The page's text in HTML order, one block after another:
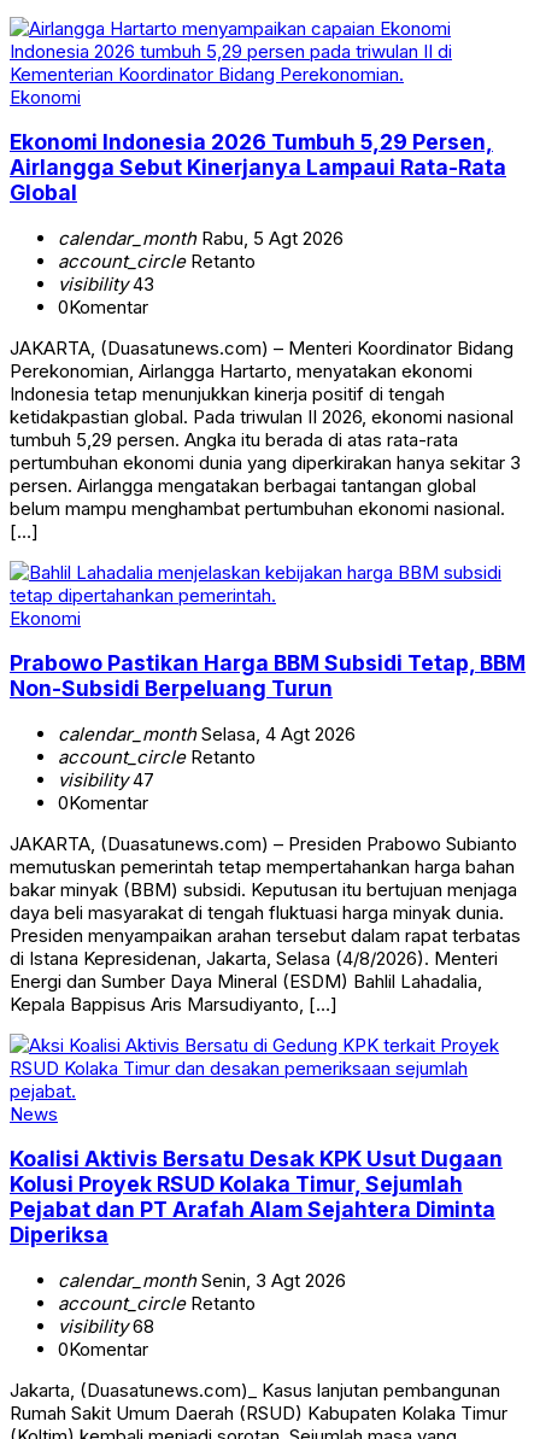
Ekonomi
Ekonomi Indonesia 2026 Tumbuh 5,29 Persen,
Airlangga Sebut Kinerjanya Lampaui Rata-Rata
Global
calendar_monthRabu, 5 Agt 2026
account_circleRetanto
visibility43
0Komentar
JAKARTA, (Duasatunews.com) – Menteri Koordinator Bidang
Perekonomian, Airlangga Hartarto, menyatakan ekonomi
Indonesia tetap menunjukkan kinerja positif di tengah
ketidakpastian global. Pada triwulan II 2026, ekonomi nasional
tumbuh 5,29 persen. Angka itu berada di atas rata-rata
pertumbuhan ekonomi dunia yang diperkirakan hanya sekitar 3
persen. Airlangga mengatakan berbagai tantangan global
belum mampu menghambat pertumbuhan ekonomi nasional.
[…]
Ekonomi
Prabowo Pastikan Harga BBM Subsidi Tetap, BBM
Non-Subsidi Berpeluang Turun
calendar_monthSelasa, 4 Agt 2026
account_circleRetanto
visibility47
0Komentar
JAKARTA, (Duasatunews.com) – Presiden Prabowo Subianto
memutuskan pemerintah tetap mempertahankan harga bahan
bakar minyak (BBM) subsidi. Keputusan itu bertujuan menjaga
daya beli masyarakat di tengah fluktuasi harga minyak dunia.
Presiden menyampaikan arahan tersebut dalam rapat terbatas
di Istana Kepresidenan, Jakarta, Selasa (4/8/2026). Menteri
Energi dan Sumber Daya Mineral (ESDM) Bahlil Lahadalia,
Kepala Bappisus Aris Marsudiyanto, […]
News
Koalisi Aktivis Bersatu Desak KPK Usut Dugaan
Kolusi Proyek RSUD Kolaka Timur, Sejumlah
Pejabat dan PT Arafah Alam Sejahtera Diminta
Diperiksa
calendar_monthSenin, 3 Agt 2026
account_circleRetanto
visibility68
0Komentar
Jakarta, (Duasatunews.com)_ Kasus lanjutan pembangunan
Rumah Sakit Umum Daerah (RSUD) Kabupaten Kolaka Timur